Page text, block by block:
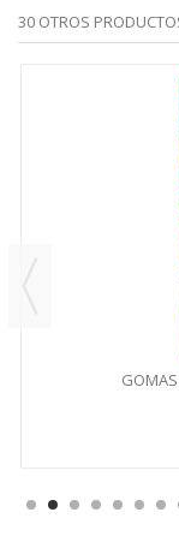
30 OTROS
GOMAS